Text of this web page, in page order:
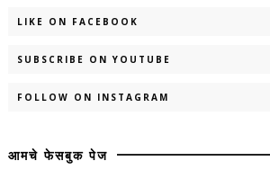
LIKE ON FACEBOOK
SUBSCRIBE ON YOUTUBE
FOLLOW ON INSTAGRAM
आमचे फेसबुक पेज